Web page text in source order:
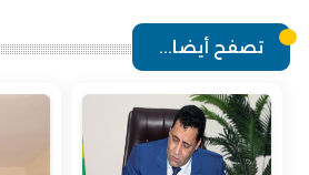
تصفح أيضا...